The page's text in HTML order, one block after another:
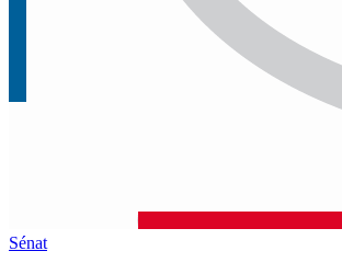
Sénat